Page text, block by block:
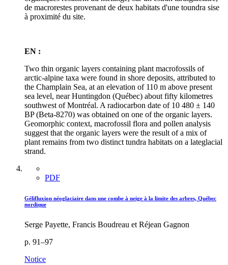
de macrorestes provenant de deux habitats d'une toundra sise
à proximité du site.
EN :
Two thin organic layers containing plant macrofossils of
arctic-alpine taxa were found in shore deposits, attributed to
the Champlain Sea, at an elevation of 110 m above present
sea level, near Huntingdon (Québec) about fifty kilometres
southwest of Montréal. A radiocarbon date of 10 480 ± 140
BP (Beta-8270) was obtained on one of the organic layers.
Geomorphic context, macrofossil flora and pollen analysis
suggest that the organic layers were the result of a mix of
plant remains from two distinct tundra habitats on a lateglacial
strand.
PDF
Gélifluxion néoglaciaire dans une combe à neige à la limite des arbres, Québec
nordique
Serge Payette, Francis Boudreau et Réjean Gagnon
p. 91–97
Notice